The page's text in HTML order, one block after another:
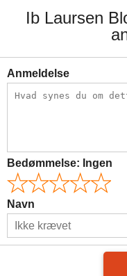
Ib Laursen
Anmeldelse
Bedømmelse: Ingen
Navn